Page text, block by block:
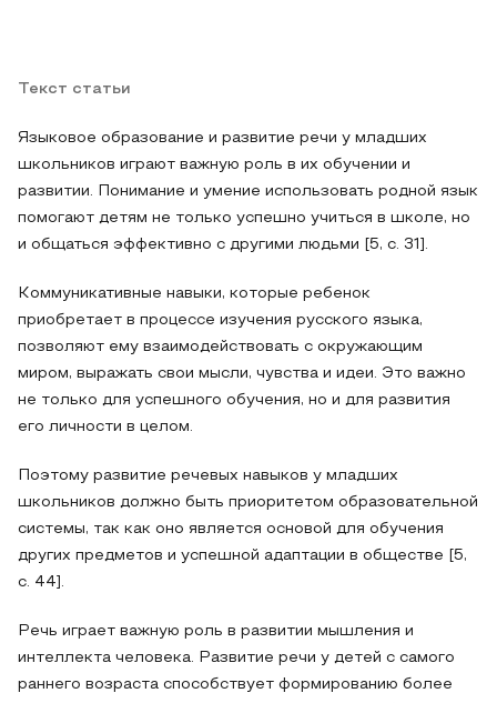
Текст статьи
Языковое образование и развитие речи у младших
школьников играют важную роль в их обучении и
развитии. Понимание и умение использовать родной язык
помогают детям не только успешно учиться в школе, но
и общаться эффективно с другими людьми [5, с. 31].
Коммуникативные навыки, которые ребенок
приобретает в процессе изучения русского языка,
позволяют ему взаимодействовать с окружающим
миром, выражать свои мысли, чувства и идеи. Это важно
не только для успешного обучения, но и для развития
его личности в целом.
Поэтому развитие речевых навыков у младших
школьников должно быть приоритетом образовательной
системы, так как оно является основой для обучения
других предметов и успешной адаптации в обществе [5,
с. 44].
Речь играет важную роль в развитии мышления и
интеллекта человека. Развитие речи у детей с самого
раннего возраста способствует формированию более